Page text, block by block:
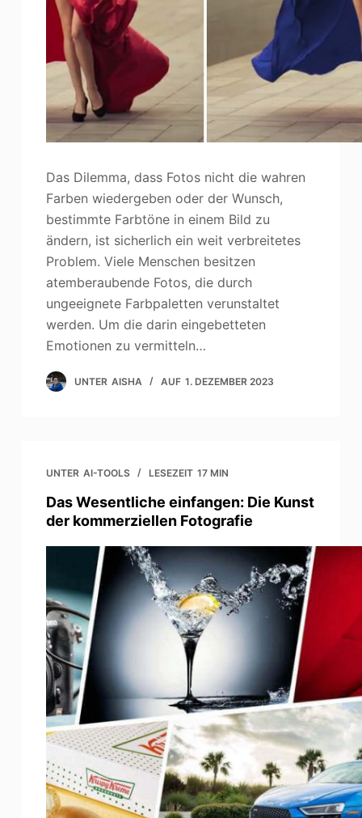
Photo Enhancer
Bild Recopyright
Das Dilemma, dass Fotos nicht die wahren
Farben wiedergeben oder der Wunsch,
bestimmte Farbtöne in einem Bild zu
ändern, ist sicherlich ein weit verbreitetes
Problem. Viele Menschen besitzen
atemberaubende Fotos, die durch
ungeeignete Farbpaletten verunstaltet
werden. Um die darin eingebetteten
Emotionen zu vermitteln…
UNTER AISHA AUF 1. DEZEMBER 2023
UNTER AI-TOOLS LESEZEIT 17 MIN
Das Wesentliche einfangen: Die Kunst
der kommerziellen Fotografie